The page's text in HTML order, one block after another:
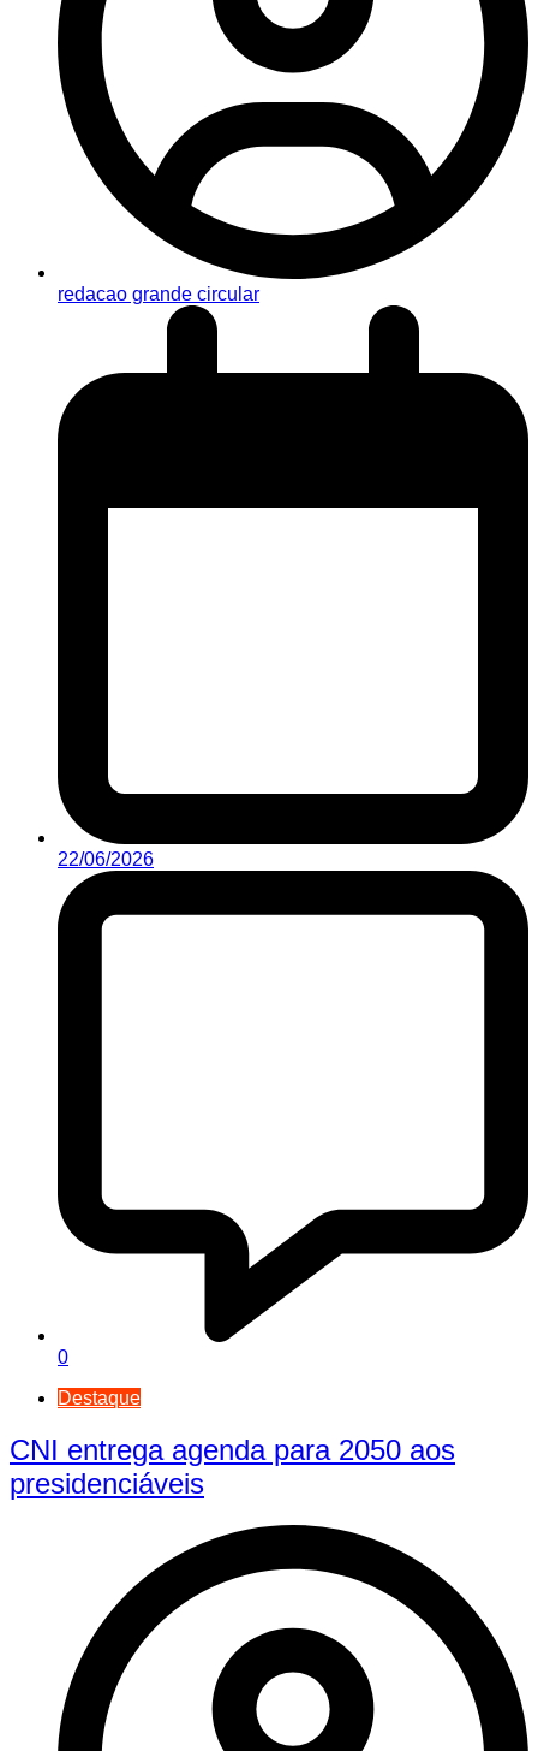
redacao grande circular
22/06/2026
0
Destaque
CNI entrega agenda para 2050 aos
presidenciáveis